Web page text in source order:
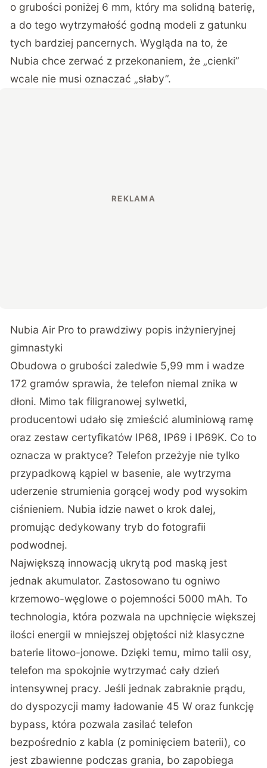
o grubości poniżej 6 mm, który ma solidną baterię,
a do tego wytrzymałość godną modeli z gatunku
tych bardziej pancernych. Wygląda na to, że
Nubia chce zerwać z przekonaniem, że „cienki”
wcale nie musi oznaczać „słaby”.
Nubia Air Pro to prawdziwy popis inżynieryjnej
gimnastyki
Obudowa o grubości zaledwie 5,99 mm i wadze
172 gramów sprawia, że telefon niemal znika w
dłoni. Mimo tak filigranowej sylwetki,
producentowi udało się zmieścić aluminiową ramę
oraz zestaw certyfikatów IP68, IP69 i IP69K. Co to
oznacza w praktyce? Telefon przeżyje nie tylko
przypadkową kąpiel w basenie, ale wytrzyma
uderzenie strumienia gorącej wody pod wysokim
ciśnieniem. Nubia idzie nawet o krok dalej,
promując dedykowany tryb do fotografii
podwodnej.
Największą innowacją ukrytą pod maską jest
jednak akumulator. Zastosowano tu ogniwo
krzemowo-węglowe o pojemności 5000 mAh. To
technologia, która pozwala na upchnięcie większej
ilości energii w mniejszej objętości niż klasyczne
baterie litowo-jonowe. Dzięki temu, mimo talii osy,
telefon ma spokojnie wytrzymać cały dzień
intensywnej pracy. Jeśli jednak zabraknie prądu,
do dyspozycji mamy ładowanie 45 W oraz funkcję
bypass, która pozwala zasilać telefon
bezpośrednio z kabla (z pominięciem baterii), co
jest zbawienne podczas grania, bo zapobiega